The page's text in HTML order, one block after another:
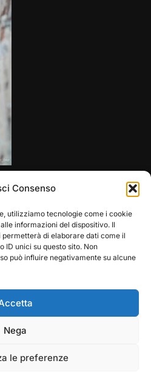
Consenso
utilizziamo tecnologie come i cookie
informazioni del dispositivo. Il
di elaborare dati come il
ID unici su questo sito. Non
può influire negativamente su alcune
Nega
le preferenze
Climbing Festival. All
Reserved